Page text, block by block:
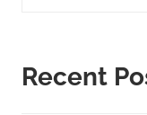
Recent